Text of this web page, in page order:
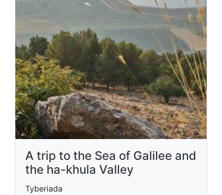
A trip to the Sea of ​​Galilee and
the ha-khula Valley
Tyberiada